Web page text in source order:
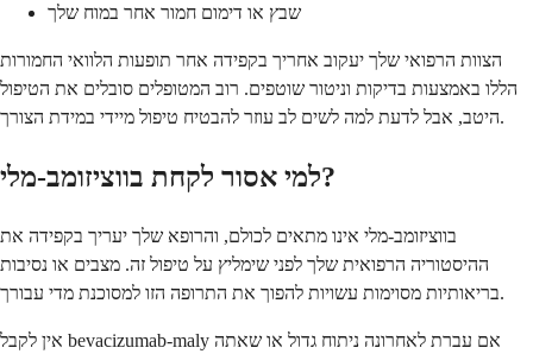
שבץ או דימום חמור אחר במוח שלך
הצוות הרפואי שלך יעקוב אחריך בקפידה אחר תופעות הלוואי החמורות
הללו באמצעות בדיקות וניטור שוטפים. רוב המטופלים סובלים את הטיפול
היטב, אבל לדעת למה לשים לב עוזר להבטיח טיפול מיידי במידת הצורך.
למי אסור לקחת בווציזומב-מלי?
בווציזומב-מלי אינו מתאים לכולם, והרופא שלך יעריך בקפידה את
ההיסטוריה הרפואית שלך לפני שימליץ על טיפול זה. מצבים או נסיבות
בריאותיות מסוימות עשויות להפוך את התרופה הזו למסוכנת מדי עבורך.
אין לקבל bevacizumab-maly אם עברת לאחרונה ניתוח גדול או שאתה